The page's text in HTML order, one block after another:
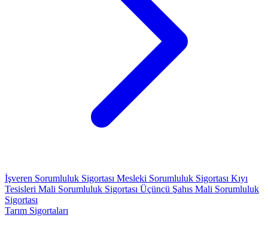
İşveren Sorumluluk Sigortası Mesleki Sorumluluk Sigortası Kıyı
Tesisleri Mali Sorumluluk Sigortası Üçüncü Şahıs Mali Sorumluluk
Sigortası
Tarım Sigortaları